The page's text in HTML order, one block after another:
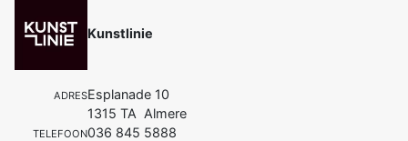
Kunstlinie
ADRESEsplanade 10
1315 TA Almere
TELEFOON036 845 5888